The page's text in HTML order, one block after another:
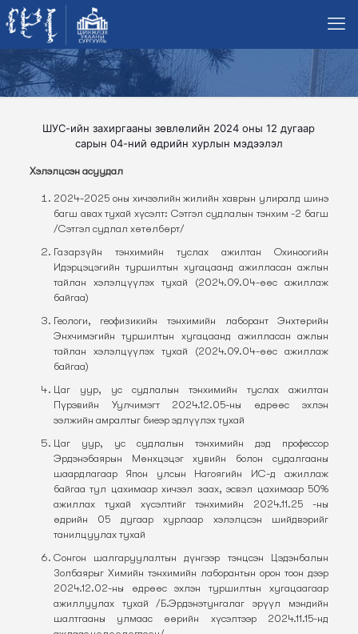
ШУС-ийн захиргааны зөвлөлийн 2024 оны 12 дугаар
сарын 04-ний өдрийн хурлын мэдээлэл
Хэлэлцсэн асуудал
2024-2025 оны хичээлийн жилийн хаврын улиралд шинэ
багш авах тухай хүсэлт: Сэтгэл судлалын тэнхим -2 багш
/Сэтгэл судлал хөтөлбөрт/
Газарзүйн тэнхимийн туслах ажилтан Охиноогийн
Идэрцэцэгийн туршилтын хугацаанд ажилласан ажлын
тайлан хэлэлцүүлэх тухай (2024.09.04-өөс ажиллаж
байгаа)
Геологи, геофизикийн тэнхимийн лаборант Энхтөрийн
Энхчимэгийн туршилтын хугацаанд ажилласан ажлын
тайлан хэлэлцүүлэх тухай (2024.09.04-өөс ажиллаж
байгаа)
Цаг уур, ус судлалын тэнхимийн туслах ажилтан
Пүрэвийн Уулчимэгт 2024.12.05-ны өдрөөс эхлэн
ээлжийн амралтыг биеэр эдлүүлэх тухай
Цаг уур, ус судлалын тэнхимийн дэд профессор
Эрдэнэбаярын Мөнхцэцэг хувийн болон судалгааны
шаардлагаар Япон улсын Нагоягийн ИС-д ажиллаж
байгаа тул цахимаар хичээл заах, эсвэл цахимаар 50%
ажиллах тухай хүсэлтийг тэнхимийн 2024.11.25 -ны
өдрийн 05 дугаар хурлаар хэлэлцсэн шийдвэрийг
танилцуулах тухай
Сонгон шалгаруулалтын дүнгээр тэнцсэн Цэдэнбалын
Золбаярыг Химийн тэнхимийн лаборантын орон тоон дээр
2024.12.02-ны өдрөөс эхлэн туршилтын хугацаагаар
ажиллуулах тухай /Б.Эрдэнэтунгалаг эрүүл мэндийн
шалтгааны улмаас өөрийн хүсэлтээр 2024.11.15-нд